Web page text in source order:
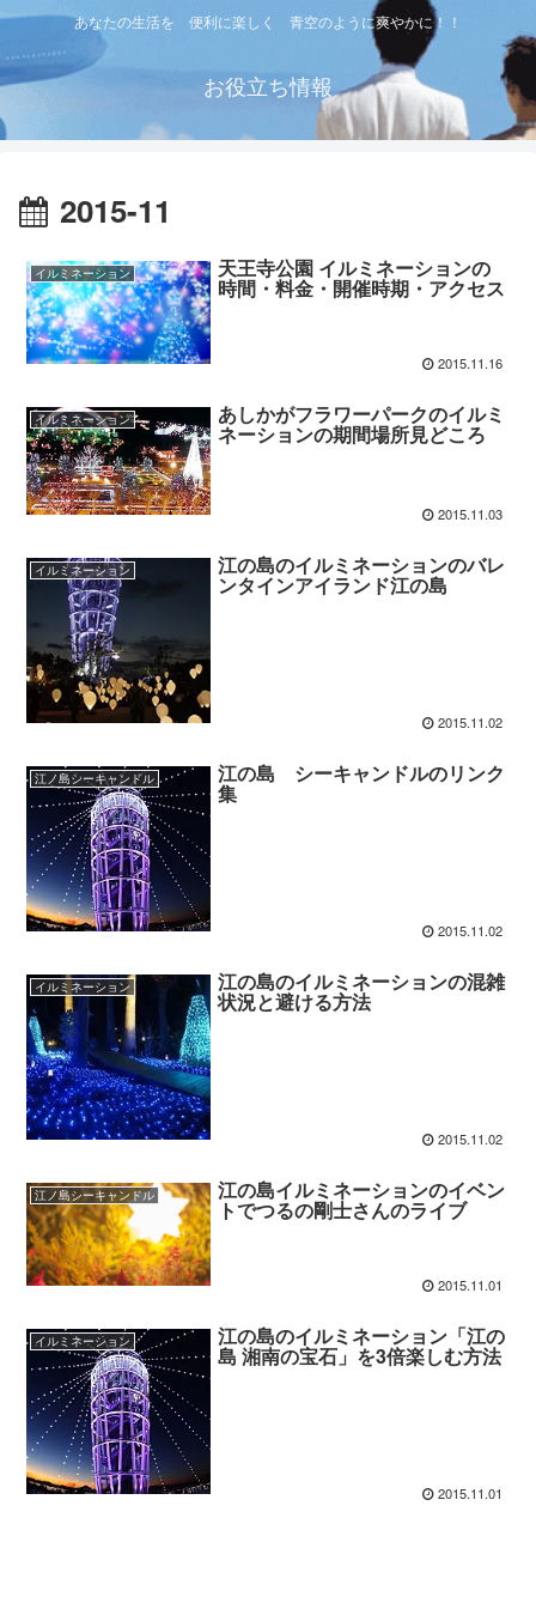
あなたの生活を 便利に楽しく 青空のように爽やかに！！
お役立ち情報
2015-11
イルミネーション 天王寺公園 イルミネーションの
時間・料金・開催時期・アクセス
2015.11.16
イルミネーション あしかがフラワーパークのイルミ
ネーションの期間場所見どころ
2015.11.03
イルミネーション 江の島のイルミネーションのバレ
ンタインアイランド江の島
2015.11.02
江ノ島シーキャンドル 江の島 シーキャンドルのリンク
集
2015.11.02
イルミネーション 江の島のイルミネーションの混雑
状況と避ける方法
2015.11.02
江ノ島シーキャンドル 江の島イルミネーションのイベン
トでつるの剛士さんのライブ
2015.11.01
イルミネーション 江の島のイルミネーション「江の
島 湘南の宝石」を3倍楽しむ方法
2015.11.01